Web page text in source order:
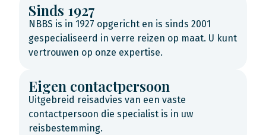
Sinds 1927
NBBS is in 1927 opgericht en is sinds 2001
gespecialiseerd in verre reizen op maat. U kunt
vertrouwen op onze expertise.
Eigen contactpersoon
Uitgebreid reisadvies van een vaste
contactpersoon die specialist is in uw
reisbestemming.